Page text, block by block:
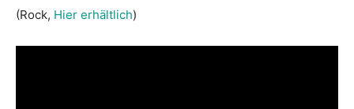
(Rock, Hier erhältlich)